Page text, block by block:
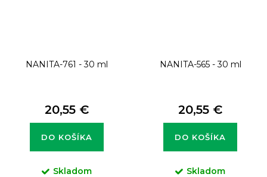
NANITA-761 - 30 ml
20,55 €
DO KOŠÍKA
Skladom
NANITA-565 - 30 ml
20,55 €
DO KOŠÍKA
Skladom